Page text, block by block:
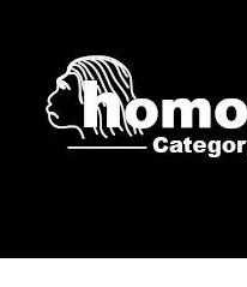
contenido